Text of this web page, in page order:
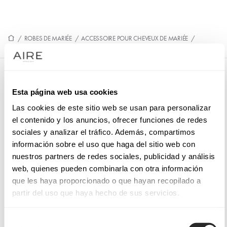
Esta página web usa cookies
Las cookies de este sitio web se usan para personalizar
el contenido y los anuncios, ofrecer funciones de redes
sociales y analizar el tráfico. Además, compartimos
información sobre el uso que haga del sitio web con
nuestros partners de redes sociales, publicidad y análisis
web, quienes pueden combinarla con otra información
que les haya proporcionado o que hayan recopilado a
partir del uso que haya hecho de sus servicios.
/ ROBES DE MARIÉE / ACCESSOIRE POUR CHEVEUX DE MARIÉE /
Diadème de mariée. Confectionné en pierreries. Modèle MB
Accessories.
PRENEZ RENDEZ-VOUS